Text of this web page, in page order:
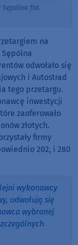
Sępólna fot.
na
odwołało się
i Autostrad
tego przetargu.
inwestycji
zaoferowało
złotych.
firmy
202, i 280
wykonawcy
odwołują się
wybranej